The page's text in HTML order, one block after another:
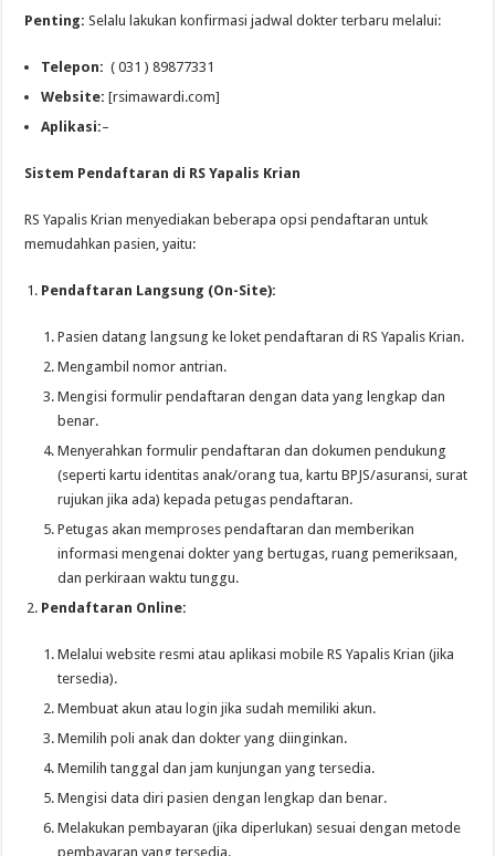
Penting: Selalu lakukan konfirmasi jadwal dokter terbaru melalui:
Telepon: ( 031 ) 89877331
Website: [rsimawardi.com]
Aplikasi:–
Sistem Pendaftaran di RS Yapalis Krian
RS Yapalis Krian menyediakan beberapa opsi pendaftaran untuk
memudahkan pasien, yaitu:
Pendaftaran Langsung (On-Site):
Pasien datang langsung ke loket pendaftaran di RS Yapalis Krian.
Mengambil nomor antrian.
Mengisi formulir pendaftaran dengan data yang lengkap dan
benar.
Menyerahkan formulir pendaftaran dan dokumen pendukung
(seperti kartu identitas anak/orang tua, kartu BPJS/asuransi, surat
rujukan jika ada) kepada petugas pendaftaran.
Petugas akan memproses pendaftaran dan memberikan
informasi mengenai dokter yang bertugas, ruang pemeriksaan,
dan perkiraan waktu tunggu.
Pendaftaran Online:
Melalui website resmi atau aplikasi mobile RS Yapalis Krian (jika
tersedia).
Membuat akun atau login jika sudah memiliki akun.
Memilih poli anak dan dokter yang diinginkan.
Memilih tanggal dan jam kunjungan yang tersedia.
Mengisi data diri pasien dengan lengkap dan benar.
Melakukan pembayaran (jika diperlukan) sesuai dengan metode
pembayaran yang tersedia.